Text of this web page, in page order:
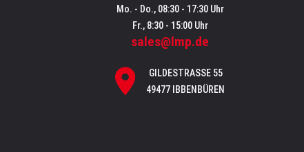
Mo. - Do., 08:30 - 17:30 Uhr
Fr., 8:30 - 15:00 Uhr
sales@lmp.de
GILDESTRASSE 55
49477 IBBENBÜREN